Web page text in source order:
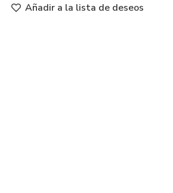
Añadir a la lista de deseos